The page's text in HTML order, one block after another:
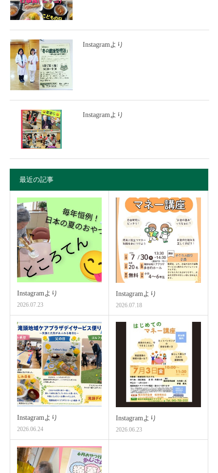
Instagramより
Instagramより
最近の記事
Instagramより
2026.07.23
Instagramより
2026.07.18
Instagramより
2026.06.24
Instagramより
2026.06.23